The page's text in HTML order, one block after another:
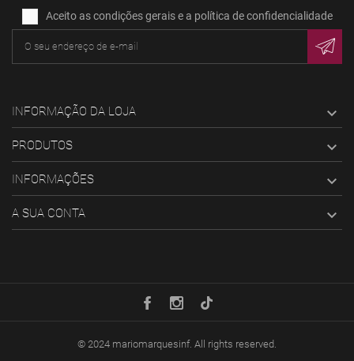
Aceito as condições gerais e a política de confidencialidade
INFORMAÇÃO DA LOJA 
PRODUTOS 
INFORMAÇÕES 
A SUA CONTA 
© 2024 mariomarquesinf. All rights reserved.